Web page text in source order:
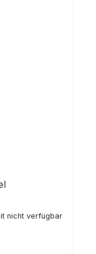
nicht verfügbar